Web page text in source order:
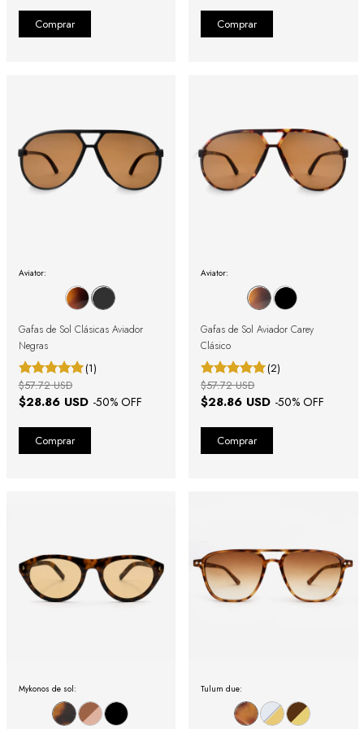
Aviator:
Gafas de Sol Clásicas Aviador
Negras
(1)
$28.86 USD -50% OFF
$57.72 USD
Aviator:
Gafas de Sol Aviador Carey
Clásico
(2)
$28.86 USD -50% OFF
$57.72 USD
Mykonos de sol: Tulum due: